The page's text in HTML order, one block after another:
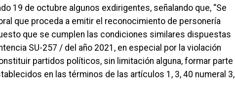
19 de octubre algunos exdirigentes, señalando que, “Se
que proceda a emitir el reconocimiento de personería
que se cumplen las condiciones similares dispuestas
SU-257 / del año 2021, en especial por la violación
partidos políticos, sin limitación alguna, formar parte
en las términos de las artículos 1, 3, 40 numeral 3,